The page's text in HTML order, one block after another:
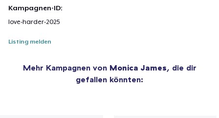
Kampagnen-ID:
love-harder-2025
Listing melden
Mehr Kampagnen von Monica James, die dir
gefallen könnten: